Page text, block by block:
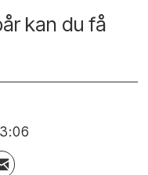
kan du få